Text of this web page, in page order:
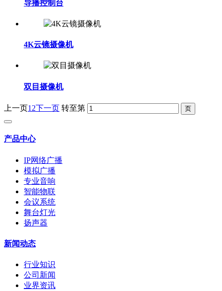
导播控制台
4K云镜摄像机
双目摄像机
上一页1 2下一页 转至第
产品中心
IP网络广播
模拟广播
专业音响
智能物联
会议系统
舞台灯光
扬声器
新闻动态
行业知识
公司新闻
业界资讯